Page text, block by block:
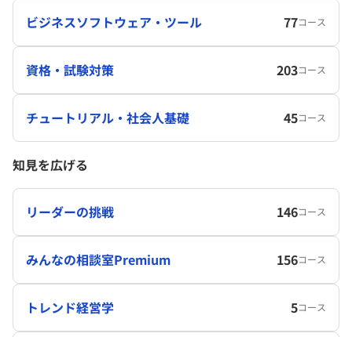
ビジネスソフトウェア・ツール 77コース
資格・試験対策 203コース
チュートリアル・社会人基礎 45コース
知見を広げる
リーダーの挑戦 146コース
みんなの相談室Premium 156コース
トレンド経営学 5コース